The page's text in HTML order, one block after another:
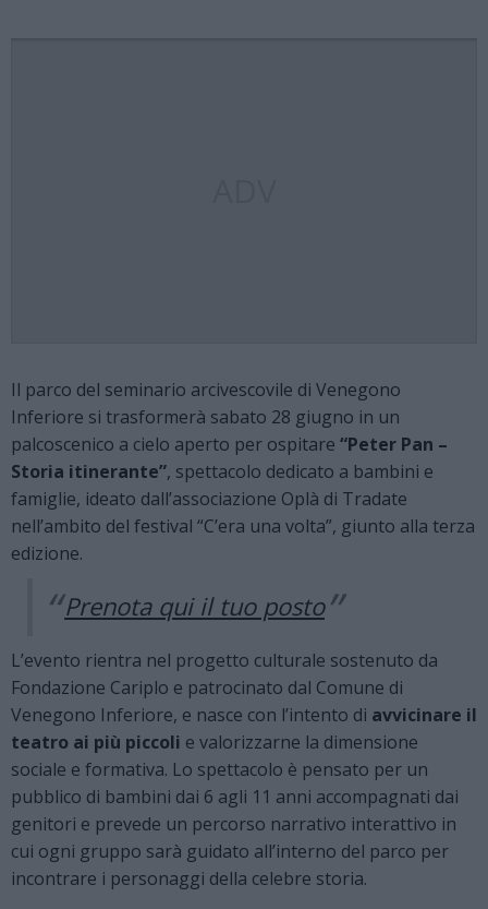
Il parco del seminario arcivescovile di Venegono
Inferiore si trasformerà sabato 28 giugno in un
palcoscenico a cielo aperto per ospitare “Peter Pan –
Storia itinerante”, spettacolo dedicato a bambini e
famiglie, ideato dall’associazione Oplà di Tradate
nell’ambito del festival “C’era una volta”, giunto alla terza
edizione.
Prenota qui il tuo posto
L’evento rientra nel progetto culturale sostenuto da
Fondazione Cariplo e patrocinato dal Comune di
Venegono Inferiore, e nasce con l’intento di avvicinare il
teatro ai più piccoli e valorizzarne la dimensione
sociale e formativa. Lo spettacolo è pensato per un
pubblico di bambini dai 6 agli 11 anni accompagnati dai
genitori e prevede un percorso narrativo interattivo in
cui ogni gruppo sarà guidato all’interno del parco per
incontrare i personaggi della celebre storia.